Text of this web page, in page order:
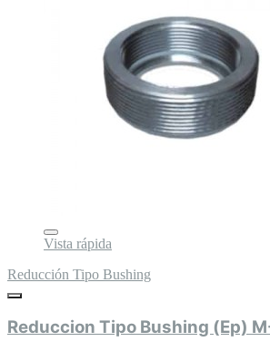
Vista rápida
Reducción Tipo Bushing
Reduccion Tipo Bushing (Ep)